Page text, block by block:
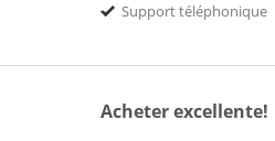
Support téléphonique
Acheter excellente!